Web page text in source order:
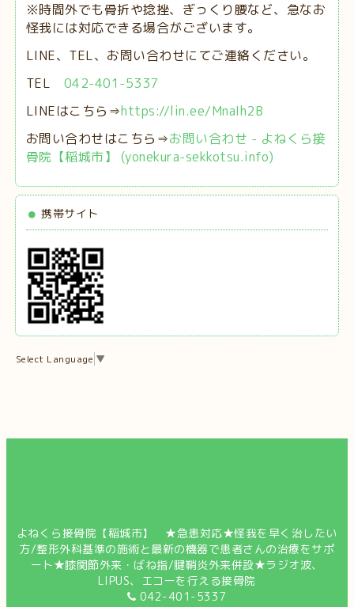
※時間外でも骨折や捻挫、ぎっくり腰など、急なお
怪我には対応できる場合がございます。
LINE、TEL、お問い合わせにてご連絡ください。
TEL 042-401-5337
LINEはこちら⇒https://lin.ee/MnaIh2B
お問い合わせはこちら⇒お問い合わせ - よねくら接
骨院【稲城市】 (yonekura-sekkotsu.info)
携帯サイト
Select Language ▼
よねくら接骨院【稲城市】 ★急患対応★怪我を早く治したい
方/整形外科基準の施術と最新の機器で患者さんの治療をサポ
ート★膝関節外来・ばね指/腱鞘炎外来併設★ラジオ波、
LIPUS、エコーを行える接骨院
042-401-5337